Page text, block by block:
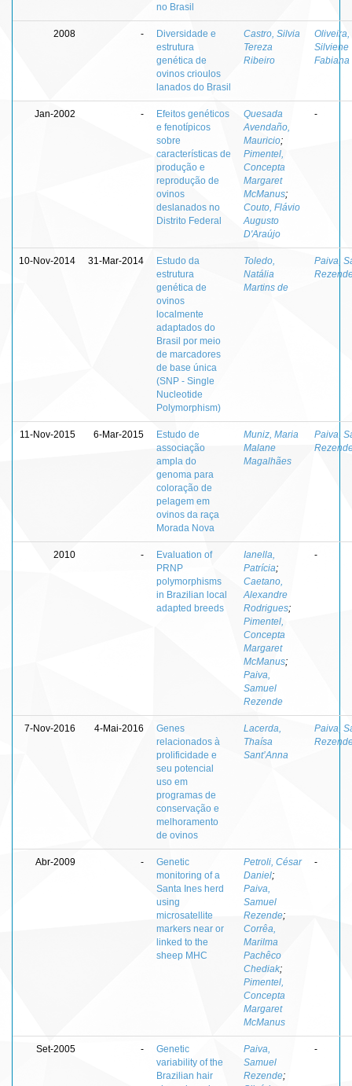
no Brasil
2008 -
Diversidade e
estrutura
genética de
ovinos crioulos
lanados do Brasil
Castro, Silvia
Tereza
Ribeiro
Oliveira,
Silviene
Fabiana
Jan-2002 -
Efeitos genéticos
e fenotípicos
sobre
características de
produção e
reprodução de
ovinos
deslanados no
Distrito Federal
Quesada
Avendaño,
Mauricio;
Pimentel,
Concepta
Margaret
McManus;
Couto, Flávio
Augusto
D'Araújo
-
10-Nov-2014 31-Mar-2014
Estudo da
estrutura
genética de
ovinos
localmente
adaptados do
Brasil por meio
de marcadores
de base única
(SNP - Single
Nucleotide
Polymorphism)
Toledo,
Natália
Martins de
Paiva,
11-Nov-2015 6-Mar-2015
Estudo de
associação
ampla do
genoma para
coloração de
pelagem em
ovinos da raça
Morada Nova
Muniz, Maria
Malane
Magalhães
Paiva,
2010 -
Evaluation of
PRNP
polymorphisms
in Brazilian local
adapted breeds
Ianella,
Patrícia;
Caetano,
Alexandre
Rodrigues;
Pimentel,
Concepta
Margaret
McManus;
Paiva,
Samuel
Rezende
-
7-Nov-2016 4-Mai-2016
Genes
relacionados à
prolificidade e
seu potencial
uso em
programas de
conservação e
melhoramento
de ovinos
Lacerda,
Thaísa
Sant’Anna
Paiva,
Abr-2009 -
Genetic
monitoring of a
Santa Ines herd
using
microsatellite
markers near or
linked to the
sheep MHC
Petroli, César
Daniel;
Paiva,
Samuel
Rezende;
Corrêa,
Marilma
Pachêco
Chediak;
Pimentel,
Concepta
Margaret
McManus
-
Set-2005 -
Genetic
variability of the
Brazilian hair
Paiva,
Samuel
Rezende;
-